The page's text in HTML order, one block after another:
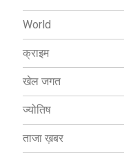
World
क्राइम
खेल जगत
ज्योतिष
ताजा ख़बर